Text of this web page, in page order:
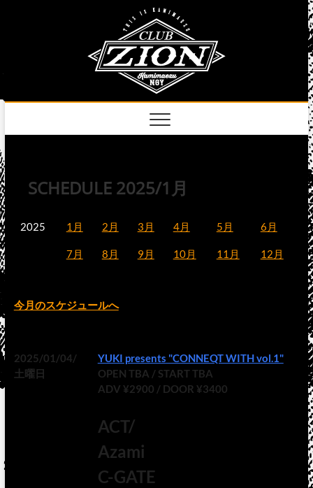
SCHEDULE 2025/1月
2025 1月 2月 3月 4月 5月 6月
7月 8月 9月 10月 11月 12月
今月のスケジュールへ
2025/01/04/
土曜日
YUKI presents "CONNEQT WITH vol.1"
OPEN TBA / START TBA
ADV ¥2900 / DOOR ¥3400
ACT/
Azami
C-GATE